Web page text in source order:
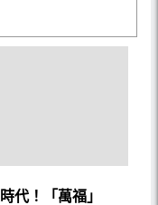
代！「萬福」